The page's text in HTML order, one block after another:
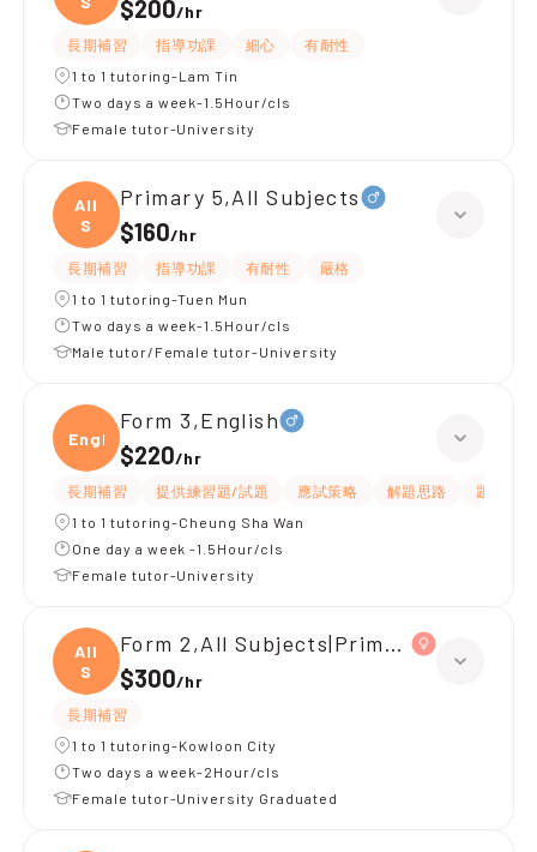
$200/hr
長期補習 指導功課 細心
有耐性
1 to 1 tutoring-Lam Tin
Two days a week-1.5Hour/cls
Female tutor-University
All
S
Primary 5,All Subjects
$160/hr
長期補習 指導功課 有耐性
嚴格
1 to 1 tutoring-Tuen Mun
Two days a week-1.5Hour/cls
Male tutor/Female tutor-University
Engli
Form 3,English
$220/hr
長期補習 提供練習題/試題 應試策略 解題思路
題目講解
1 to 1 tutoring-Cheung Sha Wan
One day a week -1.5Hour/cls
Female tutor-University
All
S
Form 2,All Subjects|Primary 5,All
$300/hr
長期補習
1 to 1 tutoring-Kowloon City
Two days a week-2Hour/cls
Female tutor-University Graduated